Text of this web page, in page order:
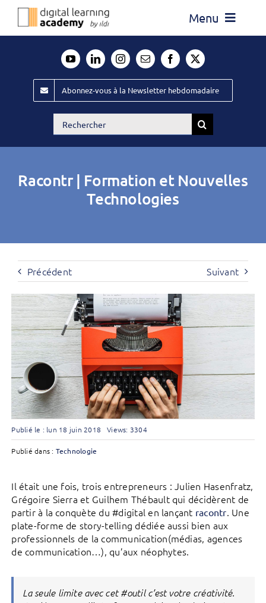
Passer
Menu
Évènements ILDI
Offres d’emploi
Publiez
Abonnez-vous à la Newsletter hebdomadaire
Rechercher:
Racontr | Formation et Nouvelles
Technologies
Précédent Suivant
Publié le : lun 18 juin 2018 Views: 3304
Publié dans : Technologie
Il était une fois, trois entrepreneurs : Julien Hasenfratz,
Grégoire Sierra et Guilhem Thébault qui décidèrent de
partir à la conquète du #digital en lançant racontr. Une
plate-forme de story-telling dédiée aussi bien aux
professionnels de la communication(médias, agences
de communication…), qu’aux néophytes.
La seule limite avec cet #outil c’est votre créativité.